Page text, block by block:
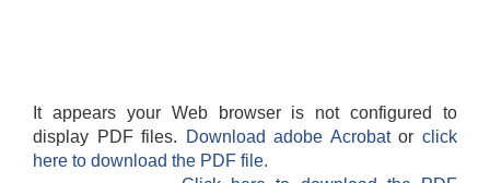
It appears your Web browser is not configured to
display PDF files.
Download adobe Acrobatorclick
here to download the PDF file.